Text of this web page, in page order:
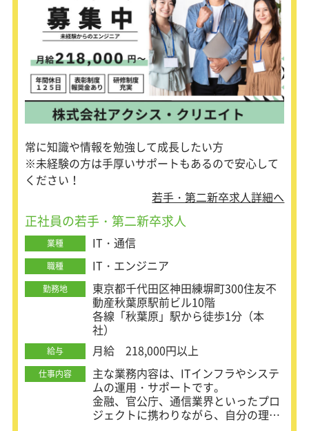
常に知識や情報を勉強して成長したい方
※未経験の方は手厚いサポートもあるので安心して
ください！
若手・第二新卒求人詳細へ
正社員の若手・第二新卒求人
業種 IT・通信
職種 IT・エンジニア
勤務地
東京都千代田区神田練塀町300住友不
動産秋葉原駅前ビル10階
各線「秋葉原」駅から徒歩1分（本
社）
給与 月給 218,000円以上
仕事内容
主な業務内容は、ITインフラやシステ
ムの運用・サポートです。
金融、官公庁、通信業界といったプロ
ジェクトに携わりながら、自分の理想